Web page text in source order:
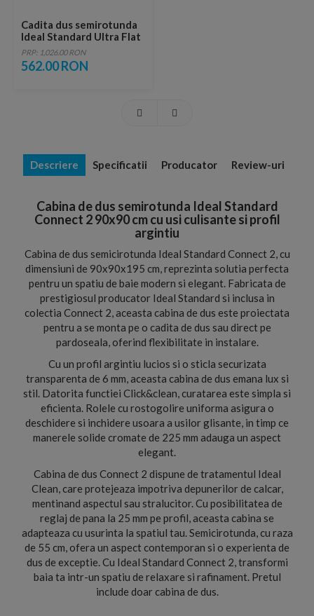
Cadita dus semirotunda
Ideal Standard Ultra Flat
90x90 cm alb
PRP: 1,026.00 RON
562.00 RON
Descriere Specificatii Producator Review-uri
Cabina de dus semirotunda Ideal Standard
Connect 2 90x90 cm cu usi culisante si profil
argintiu
Cabina de dus semicirotunda Ideal Standard Connect 2, cu
dimensiuni de 90x90x195 cm, reprezinta solutia perfecta
pentru un spatiu de baie modern si elegant. Fabricata de
prestigiosul producator Ideal Standard si inclusa in
colectia Connect 2, aceasta cabina de dus este proiectata
pentru a se monta pe o cadita de dus sau direct pe
pardoseala, oferind flexibilitate in instalare.
Cu un profil argintiu lucios si o sticla securizata
transparenta de 6 mm, aceasta cabina de dus emana lux si
stil. Datorita functiei Click&clean, curatarea este simpla si
eficienta. Rolele cu rostogolire uniforma asigura o
deschidere si inchidere usoara a usilor glisante, in timp ce
manerele solide cromate de 225 mm adauga un aspect
elegant.
Cabina de dus Connect 2 dispune de tratamentul Ideal
Clean, care protejeaza impotriva depunerilor de calcar,
mentinand aspectul sau stralucitor. Cu posibilitatea de
reglaj de pana la 25 mm pe profil, aceasta cabina se
adapteaza cu usurinta la spatiul tau. Semicirotunda, cu raza
de 55 cm, ofera un aspect contemporan si o experienta de
dus de exceptie. Cu Ideal Standard Connect 2, transformi
baia ta intr-un spatiu de relaxare si rafinament. Pretul
include doar cabina de dus.